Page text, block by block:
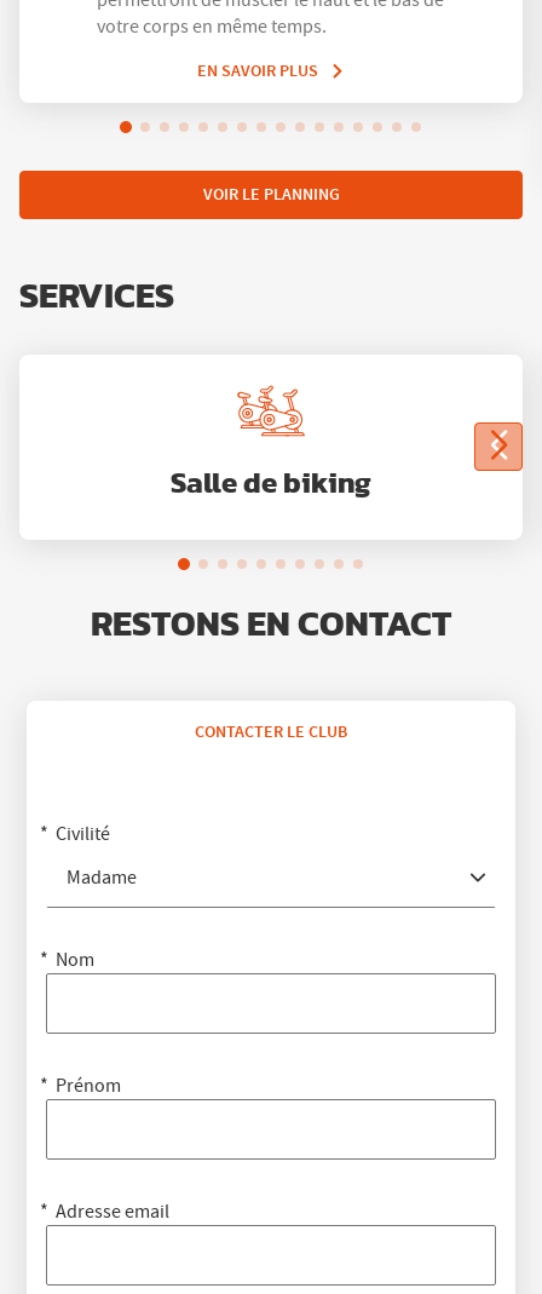
votre corps en même temps.
EN SAVOIR PLUS
VOIR LE PLANNING
SERVICES
Salle de biking
RESTONS EN CONTACT
CONTACTER LE CLUB
Civilité
Madame
Nom
Prénom
Adresse email